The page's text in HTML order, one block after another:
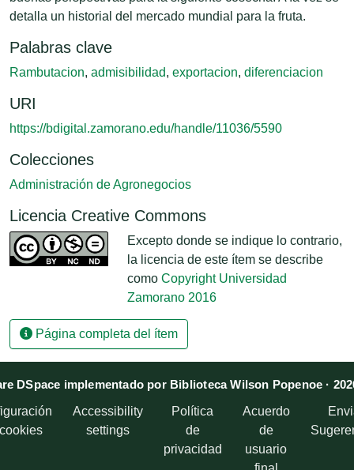
detalla un historial del mercado mundial para la fruta.
Palabras clave
Rambutacion, admisibilidad, exportacion, diferenciacion
URI
https://bdigital.zamorano.edu/handle/11036/5590
Colecciones
Administración de Agronegocios
Licencia Creative Commons
Excepto donde se indique lo contrario,
la licencia de este ítem se describe
como Copyright Universidad
Zamorano 2016
Página completa del ítem
DSpace implementado por Biblioteca Wilson Popenoe ·
Accessibility
settings
Política
de
privacidad
Acuerdo
de
usuario